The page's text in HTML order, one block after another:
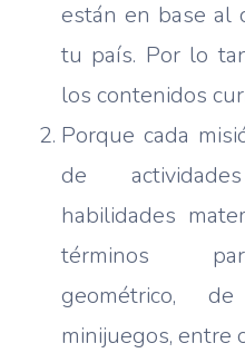
están en base al
tu país. Por lo
los contenidos
Porque cada
de
habilidades
términos
geométrico,
minijuegos, entre